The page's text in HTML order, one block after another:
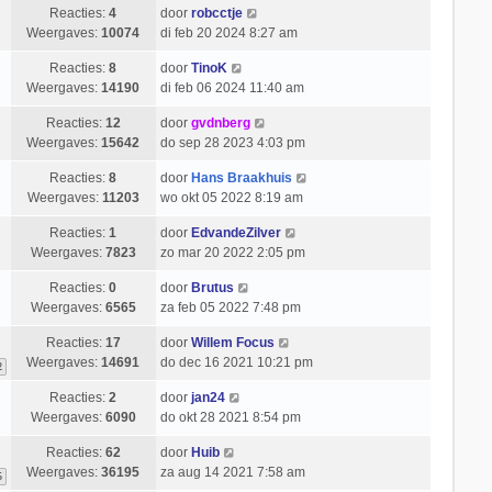
Reacties:4
Weergaves:10074
door robcctje
di feb 20 2024 8:27 am
Reacties:8
Weergaves:14190
door TinoK
di feb 06 2024 11:40 am
Reacties: 12
Weergaves:15642
door gvdnberg
do sep 28 2023 4:03 pm
Reacties:8
Weergaves: 11203
door Hans Braakhuis
wo okt 05 2022 8:19 am
Reacties:1
Weergaves: 7823
door EdvandeZilver
zo mar 20 2022 2:05 pm
Reacties:0
Weergaves: 6565
door Brutus
za feb 05 2022 7:48 pm
Reacties: 17
Weergaves:14691
door Willem Focus
do dec 16 2021 10:21 pm
Reacties:2
Weergaves: 6090
door jan24
do okt 28 2021 8:54 pm
Reacties: 62
Weergaves:36195
door Huib
za aug 14 2021 7:58 am